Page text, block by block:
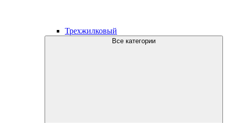
Трехжилковый
Все категории